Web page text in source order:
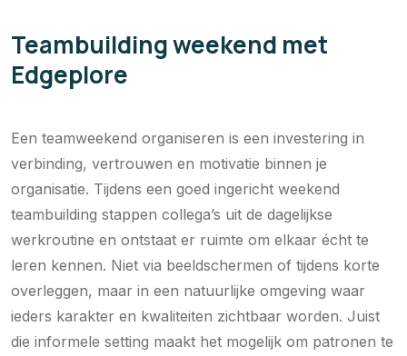
Teambuilding weekend met
Edgeplore
Een teamweekend organiseren is een investering in
verbinding, vertrouwen en motivatie binnen je
organisatie. Tijdens een goed ingericht weekend
teambuilding stappen collega’s uit de dagelijkse
werkroutine en ontstaat er ruimte om elkaar écht te
leren kennen. Niet via beeldschermen of tijdens korte
overleggen, maar in een natuurlijke omgeving waar
ieders karakter en kwaliteiten zichtbaar worden. Juist
die informele setting maakt het mogelijk om patronen te